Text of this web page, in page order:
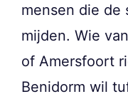
mensen die de
mijden. Wie
of Amersfoort
Benidorm wil